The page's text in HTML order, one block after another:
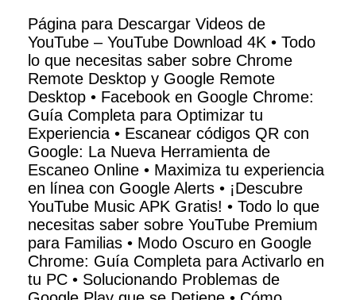
Página para Descargar Videos de
YouTube – YouTube Download 4K • Todo
lo que necesitas saber sobre Chrome
Remote Desktop y Google Remote
Desktop • Facebook en Google Chrome:
Guía Completa para Optimizar tu
Experiencia • Escanear códigos QR con
Google: La Nueva Herramienta de
Escaneo Online • Maximiza tu experiencia
en línea con Google Alerts • ¡Descubre
YouTube Music APK Gratis! • Todo lo que
necesitas saber sobre YouTube Premium
para Familias • Modo Oscuro en Google
Chrome: Guía Completa para Activarlo en
tu PC • Solucionando Problemas de